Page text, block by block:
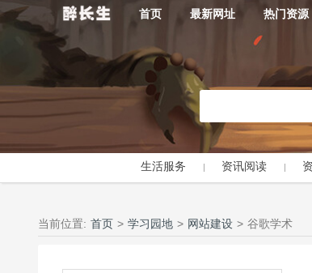
首页 最新网址 热门资源
生活服务 资讯阅读
当前位置: 首页 > 学习园地 > 网站建设 > 谷歌学术